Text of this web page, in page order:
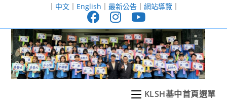
至
｜ 中文｜ English ｜ 最新公告｜ 網站導覽｜
KLSH基中首頁選單